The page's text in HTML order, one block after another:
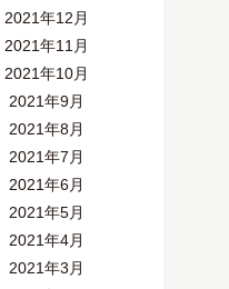
2021年12月
2021年11月
2021年10月
2021年9月
2021年8月
2021年7月
2021年6月
2021年5月
2021年4月
2021年3月